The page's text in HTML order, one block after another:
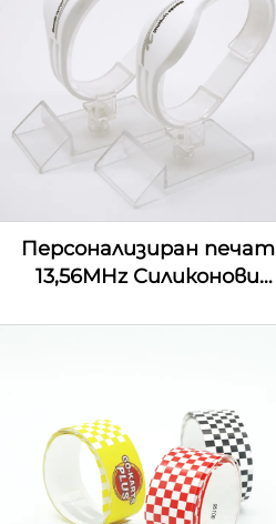
Персонализиран печат
13,56MHz Силиконови
маншети